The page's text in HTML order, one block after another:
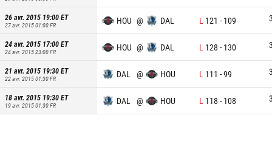
26 avr. 2015 19:00ET
27 avr. 2015 01:00FR HOU @ DAL L 121 - 109
24 avr. 2015 17:00ET
24 avr. 2015 23:00FR HOU @ DAL L 128 - 130
21 avr. 2015 19:30ET
22 avr. 2015 01:30FR DAL @ HOU L 111 -99
18 avr. 2015 19:30ET
19 avr. 2015 01:30FR DAL @ HOU L 118 - 108